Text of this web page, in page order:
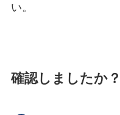
い。
確認しましたか？